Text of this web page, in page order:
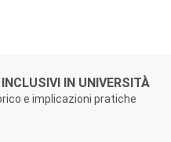
IN UNIVERSITÀ
e implicazioni pratiche